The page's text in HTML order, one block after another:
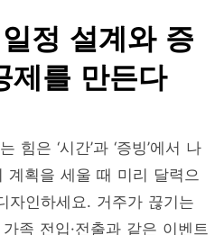
정 설계와 증
제를 만든다
힘은 ‘시간’과 ‘증빙’에서 나
계획을 세울 때 미리 달력으
자인하세요. 거주가 끊기는
족 전입·전출과 같은 이벤트